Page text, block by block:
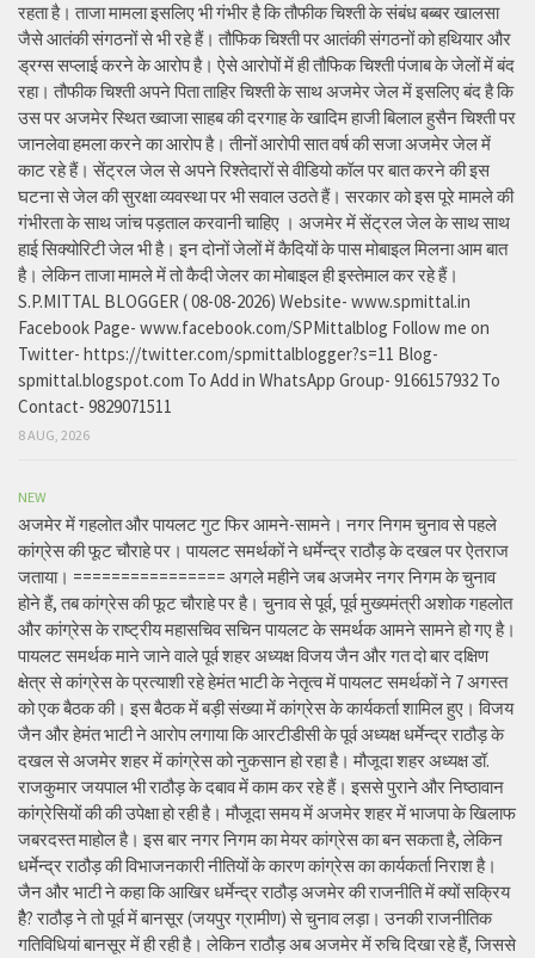
रहता है। ताजा मामला इसलिए भी गंभीर है कि तौफीक चिश्ती के संबंध बब्बर खालसा
जैसे आतंकी संगठनों से भी रहे हैं। तौफिक चिश्ती पर आतंकी संगठनों को हथियार और
ड्रग्स सप्लाई करने के आरोप है। ऐसे आरोपों में ही तौफिक चिश्ती पंजाब के जेलों में बंद
रहा। तौफीक चिश्ती अपने पिता ताहिर चिश्ती के साथ अजमेर जेल में इसलिए बंद है कि
उस पर अजमेर स्थित ख्वाजा साहब की दरगाह के खादिम हाजी बिलाल हुसैन चिश्ती पर
जानलेवा हमला करने का आरोप है। तीनों आरोपी सात वर्ष की सजा अजमेर जेल में
काट रहे हैं। सेंट्रल जेल से अपने रिश्तेदारों से वीडियो कॉल पर बात करने की इस
घटना से जेल की सुरक्षा व्यवस्था पर भी सवाल उठते हैं। सरकार को इस पूरे मामले की
गंभीरता के साथ जांच पड़ताल करवानी चाहिए । अजमेर में सेंट्रल जेल के साथ साथ
हाई सिक्योरिटी जेल भी है। इन दोनों जेलों में कैदियों के पास मोबाइल मिलना आम बात
है। लेकिन ताजा मामले में तो कैदी जेलर का मोबाइल ही इस्तेमाल कर रहे हैं।
S.P.MITTAL BLOGGER ( 08-08-2026) Website- www.spmittal.in
Facebook Page- www.facebook.com/SPMittalblog Follow me on
Twitter- https://twitter.com/spmittalblogger?s=11 Blog-
spmittal.blogspot.com To Add in WhatsApp Group- 9166157932 To
Contact- 9829071511
8 AUG, 2026
NEW
अजमेर में गहलोत और पायलट गुट फिर आमने-सामने। नगर निगम चुनाव से पहले
कांग्रेस की फूट चौराहे पर। पायलट समर्थकों ने धर्मेन्द्र राठौड़ के दखल पर ऐतराज
जताया। ================ अगले महीने जब अजमेर नगर निगम के चुनाव
होने हैं, तब कांग्रेस की फूट चौराहे पर है। चुनाव से पूर्व, पूर्व मुख्यमंत्री अशोक गहलोत
और कांग्रेस के राष्ट्रीय महासचिव सचिन पायलट के समर्थक आमने सामने हो गए है।
पायलट समर्थक माने जाने वाले पूर्व शहर अध्यक्ष विजय जैन और गत दो बार दक्षिण
क्षेत्र से कांग्रेस के प्रत्याशी रहे हेमंत भाटी के नेतृत्व में पायलट समर्थकों ने 7 अगस्त
को एक बैठक की। इस बैठक में बड़ी संख्या में कांग्रेस के कार्यकर्ता शामिल हुए। विजय
जैन और हेमंत भाटी ने आरोप लगाया कि आरटीडीसी के पूर्व अध्यक्ष धर्मेन्द्र राठौड़ के
दखल से अजमेर शहर में कांग्रेस को नुकसान हो रहा है। मौजूदा शहर अध्यक्ष डॉ.
राजकुमार जयपाल भी राठौड़ के दबाव में काम कर रहे हैं। इससे पुराने और निष्ठावान
कांग्रेसियों की की उपेक्षा हो रही है। मौजूदा समय में अजमेर शहर में भाजपा के खिलाफ
जबरदस्त माहोल है। इस बार नगर निगम का मेयर कांग्रेस का बन सकता है, लेकिन
धर्मेन्द्र राठौड़ की विभाजनकारी नीतियों के कारण कांग्रेस का कार्यकर्ता निराश है।
जैन और भाटी ने कहा कि आखिर धर्मेन्द्र राठौड़ अजमेर की राजनीति में क्यों सक्रिय
हैै? राठौड़ ने तो पूर्व में बानसूर (जयपुर ग्रामीण) से चुनाव लड़ा। उनकी राजनीतिक
गतिविधियां बानसूर में ही रही है। लेकिन राठौड़ अब अजमेर में रुचि दिखा रहे हैं, जिससे